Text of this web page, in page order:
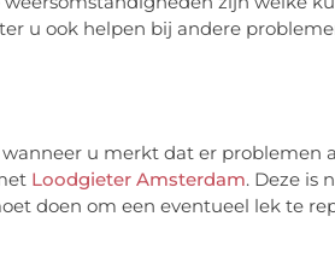
u ook helpen bij andere
u merkt dat er problemen
Loodgieter Amsterdam. Deze is
doen om een eventueel lek te